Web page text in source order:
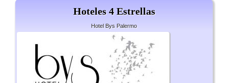
Hoteles 4 Estrellas
Hotel Bys Palermo